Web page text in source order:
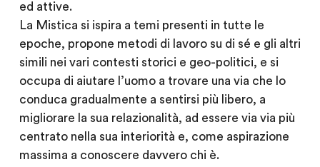
ed attive.
La Mistica si ispira a temi presenti in tutte le
epoche, propone metodi di lavoro su di sé e gli altri
simili nei vari contesti storici e geo-politici, e si
occupa di aiutare l’uomo a trovare una via che lo
conduca gradualmente a sentirsi più libero, a
migliorare la sua relazionalità, ad essere via via più
centrato nella sua interiorità e, come aspirazione
massima a conoscere davvero chi è.